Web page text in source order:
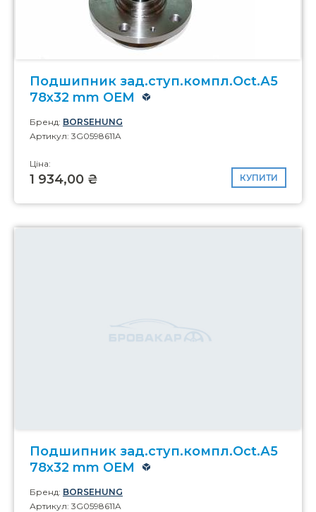
Подшипник зад.ступ.компл.Oct.А5
78x32 mm OEM
Бренд: BORSEHUNG
Артикул: 3G0598611A
Ціна:
1 934,00 ₴ КУПИТИ
Подшипник зад.ступ.компл.Oct.А5
78x32 mm OEM
Бренд: BORSEHUNG
Артикул: 3G0598611A